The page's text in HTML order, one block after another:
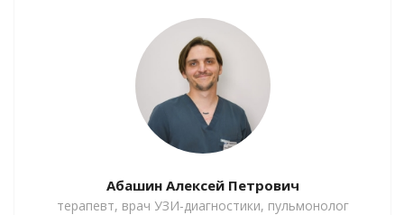
Абашин Алексей Петрович
терапевт, врач УЗИ-диагностики, пульмонолог